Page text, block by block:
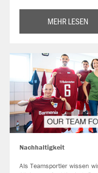
MEHR LESEN
Nachhaltigkeit
Als Teamsportler wissen